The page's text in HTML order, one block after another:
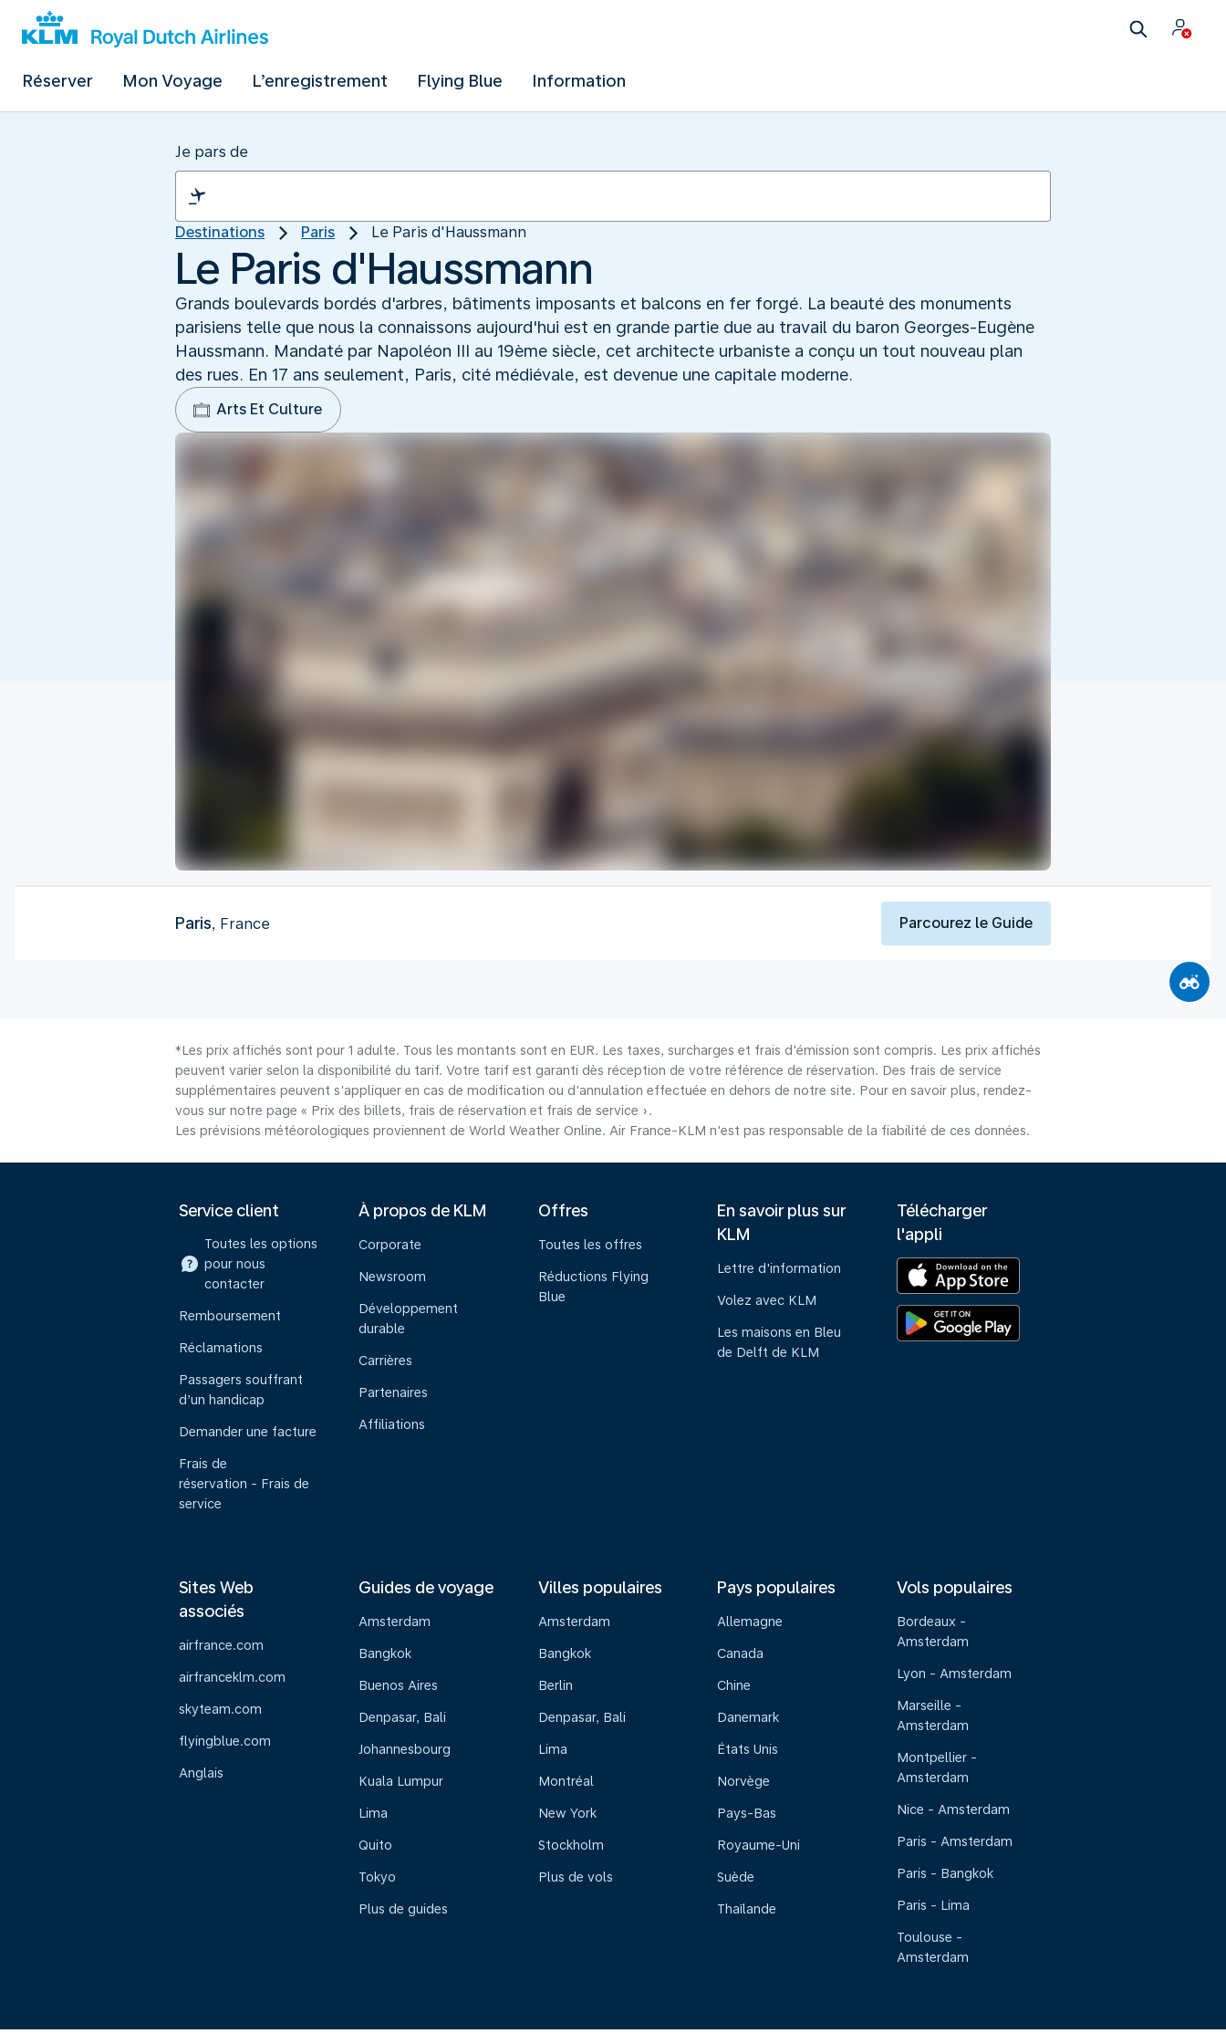
Réserver Mon Voyage L’enregistrement Flying Blue Information
Je pars de
Destinations Paris Le Paris d'Haussmann
Le Paris d'Haussmann
Grands boulevards bordés d'arbres, bâtiments imposants et balcons en fer forgé. La beauté des monuments
parisiens telle que nous la connaissons aujourd'hui est en grande partie due au travail du baron Georges-Eugène
Haussmann. Mandaté par Napoléon III au 19ème siècle, cet architecte urbaniste a conçu un tout nouveau plan
des rues. En 17 ans seulement, Paris, cité médiévale, est devenue une capitale moderne.
Arts Et Culture
Paris, France Parcourez le Guide
*Les prix affichés sont pour 1 adulte. Tous les montants sont en EUR. Les taxes, surcharges et frais d'émission sont compris. Les prix affichés
peuvent varier selon la disponibilité du tarif. Votre tarif est garanti dès réception de votre référence de réservation. Des frais de service
supplémentaires peuvent s'appliquer en cas de modification ou d'annulation effectuée en dehors de notre site. Pour en savoir plus, rendez-
vous sur notre page « Prix des billets, frais de réservation et frais de service ».
Les prévisions météorologiques proviennent de World Weather Online. Air France-KLM n'est pas responsable de la fiabilité de ces données.
Service client
Toutes les options
pour nous
contacter
Remboursement
Réclamations
Passagers souffrant
d’un handicap
Demander une facture
Frais de
réservation - Frais de
service
À propos de KLM
Corporate
Newsroom
Développement
durable
Carrières
Partenaires
Affiliations
Offres
Toutes les offres
Réductions Flying
Blue
En savoir plus sur
KLM
Lettre d'information
Volez avec KLM
Les maisons en Bleu
de Delft de KLM
Télécharger
l'appli
Sites Web
associés
airfrance.com
airfranceklm.com
skyteam.com
flyingblue.com
Anglais
Guides de voyage
Amsterdam
Bangkok
Buenos Aires
Denpasar, Bali
Johannesbourg
Kuala Lumpur
Lima
Quito
Tokyo
Plus de guides
Villes populaires
Amsterdam
Bangkok
Berlin
Denpasar, Bali
Lima
Montréal
New York
Stockholm
Plus de vols
Pays populaires
Allemagne
Canada
Chine
Danemark
États Unis
Norvège
Pays-Bas
Royaume-Uni
Suède
Thaïlande
Vols populaires
Bordeaux -
Amsterdam
Lyon - Amsterdam
Marseille -
Amsterdam
Montpellier -
Amsterdam
Nice - Amsterdam
Paris - Amsterdam
Paris - Bangkok
Paris - Lima
Toulouse -
Amsterdam